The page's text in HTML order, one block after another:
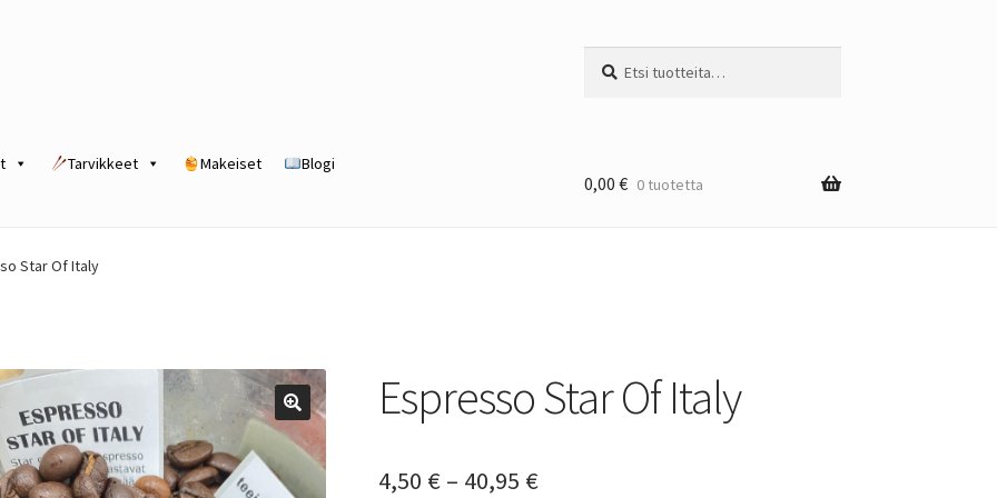
Tarvikkeet Makeiset Blogi
0,00 € 0 tuotetta
Star Of Italy
Espresso Star Of Italy
4,50 € – 40,95 €Hintaluokka: